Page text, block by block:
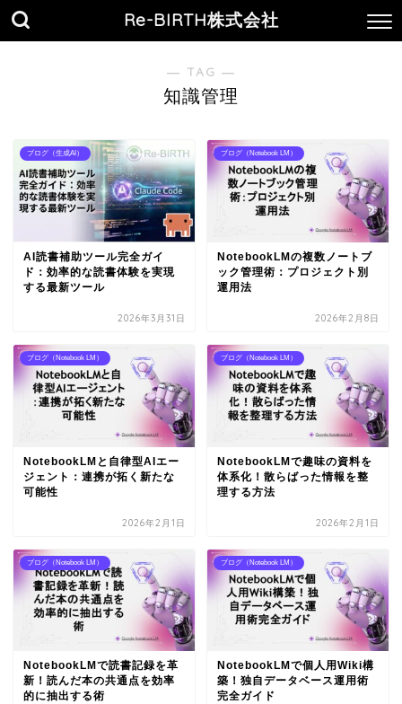
Re-BIRTH株式会社
― TAG ―
知識管理
ブログ（生成AI）
AI読書補助ツール完全ガイ
ド：効率的な読書体験を実現
する最新ツール
2026年3月31日
ブログ（Notebook LM）
NotebookLMの複数ノートブ
ック管理術：プロジェクト別
運用法
2026年2月8日
ブログ（Notebook LM）
NotebookLMと自律型AIエー
ジェント：連携が拓く新たな
可能性
2026年2月1日
ブログ（Notebook LM）
NotebookLMで趣味の資料を
体系化！散らばった情報を整
理する方法
2026年2月1日
ブログ（Notebook LM）
NotebookLMで読書記録を革
新！読んだ本の共通点を効率
的に抽出する術
ブログ（Notebook LM）
NotebookLMで個人用Wiki構
築！独自データベース運用術
完全ガイド